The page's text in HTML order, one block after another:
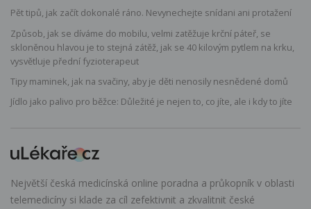
Pět tipů, jak začít dokonalé ráno. Nevynechejte snídani ani protažení
Způsob, jak se díváme do mobilu, velmi zatěžuje krční páteř, se
skloněnou hlavou je to stejná zátěž, jak se 40 kilovým pytlem na krku,
vysvětluje přední fyzioterapeut
Tipy maminek, jak na svačiny, aby je děti nenosily nesnědené domů
Jídlo jako palivo pro běžce: Důležité je nejen to, co jíte, ale i kdy to jíte
Největší česká medicínská online poradna a průkopník v oblasti
telemedicíny si klade za cíl zefektivnit a zkvalitnit české